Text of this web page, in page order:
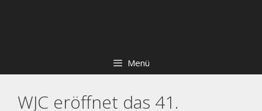
Menü
WJC eröffnet das 41.